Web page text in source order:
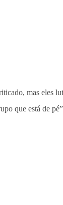
mas eles
que está de